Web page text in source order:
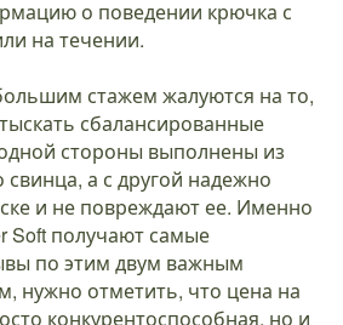
о поведении крючка с
на течении.
стажем жалуются на то,
сбалансированные
стороны выполнены из
свинца, а с другой надежно
и не повреждают ее. Именно
Soft получают самые
по этим двум важным
нужно отметить, что цена на
конкурентоспособная, но и